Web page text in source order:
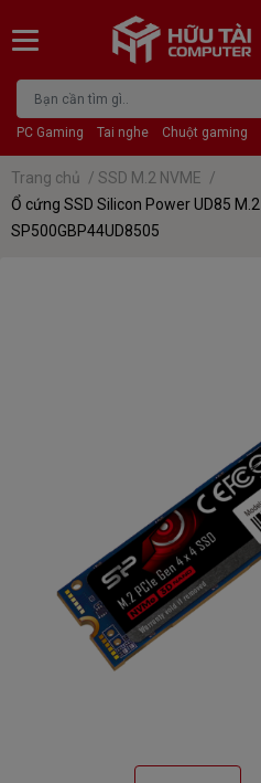
PC Gaming Tai nghe Chuột gaming
Trang chủ / SSD M.2 NVME /
Ổ cứng SSD Silicon Power UD85 M.2
SP500GBP44UD8505